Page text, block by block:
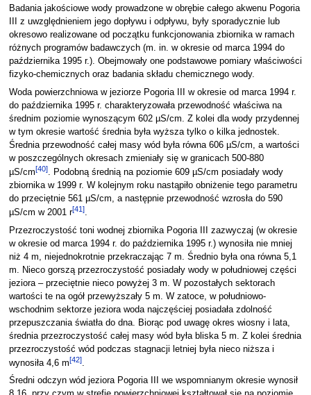
Badania jakościowe wody prowadzone w obrębie całego akwenu Pogoria
III z uwzględnieniem jego dopływu i odpływu, były sporadycznie lub
okresowo realizowane od początku funkcjonowania zbiornika w ramach
różnych programów badawczych (m. in. w okresie od marca 1994 do
października 1995 r.). Obejmowały one podstawowe pomiary właściwości
fizyko-chemicznych oraz badania składu chemicznego wody.
Woda powierzchniowa w jeziorze Pogoria III w okresie od marca 1994 r.
do października 1995 r. charakteryzowała przewodność właściwa na
średnim poziomie wynoszącym 602 µS/cm. Z kolei dla wody przydennej
w tym okresie wartość średnia była wyższa tylko o kilka jednostek.
Średnia przewodność całej masy wód była równa 606 µS/cm, a wartości
w poszczególnych okresach zmieniały się w granicach 500-880
µS/cm[40]. Podobną średnią na poziomie 609 µS/cm posiadały wody
zbiornika w 1999 r. W kolejnym roku nastąpiło obniżenie tego parametru
do przeciętnie 561 µS/cm, a następnie przewodność wzrosła do 590
µS/cm w 2001 r[41].
Przezroczystość toni wodnej zbiornika Pogoria III zazwyczaj (w okresie
w okresie od marca 1994 r. do października 1995 r.) wynosiła nie mniej
niż 4 m, niejednokrotnie przekraczając 7 m. Średnio była ona równa 5,1
m. Nieco gorszą przezroczystość posiadały wody w południowej części
jeziora – przeciętnie nieco powyżej 3 m. W pozostałych sektorach
wartości te na ogół przewyższały 5 m. W zatoce, w południowo-
wschodnim sektorze jeziora woda najczęściej posiadała zdolność
przepuszczania światła do dna. Biorąc pod uwagę okres wiosny i lata,
średnia przezroczystość całej masy wód była bliska 5 m. Z kolei średnia
przezroczystość wód podczas stagnacji letniej była nieco niższa i
wynosiła 4,6 m[42].
Średni odczyn wód jeziora Pogoria III we wspomnianym okresie wynosił